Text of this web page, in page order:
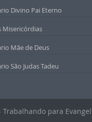
Divino Pai Eterno
Misericórdias
Mãe de Deus
São Judas Tadeu
para